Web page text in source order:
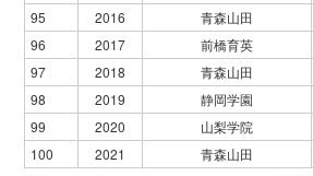
95
2016 青森山田
96
2017 前橋育英
97
2018 青森山田
98
2019 静岡学園
99
2020 山梨学院
100
2021 青森山田